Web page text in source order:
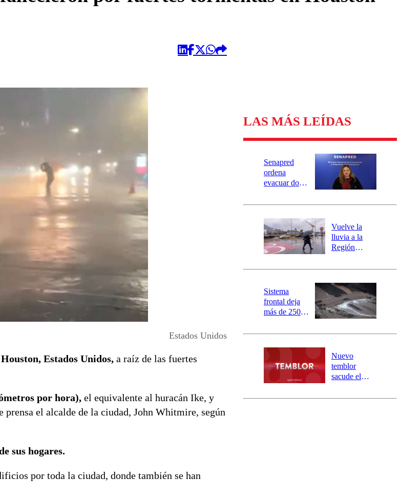
Estados Unidos
Estados Unidos, a raíz de las fuertes
por hora), el equivalente al huracán Ike, y
prensa el alcalde de la ciudad, John Whitmire, según
sus hogares.
por toda la ciudad, donde también se han
LAS MÁS LEÍDAS
Senapred
ordena
evacuar dos
Carahue por
río Damas:
activa
mensajería
SAE
Vuelve la
lluvia a la
Región
este es el
la DMC para
este viernes
Sistema
frontal deja
más de 250
y 317
aisladas entre
Valparaíso y
Los Ríos
Nuevo
temblor
sacude el
revisa la